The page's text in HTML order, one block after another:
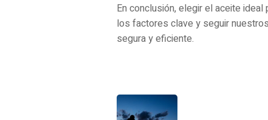
En conclusión, elegir el aceite
los factores clave y seguir
segura y eficiente.